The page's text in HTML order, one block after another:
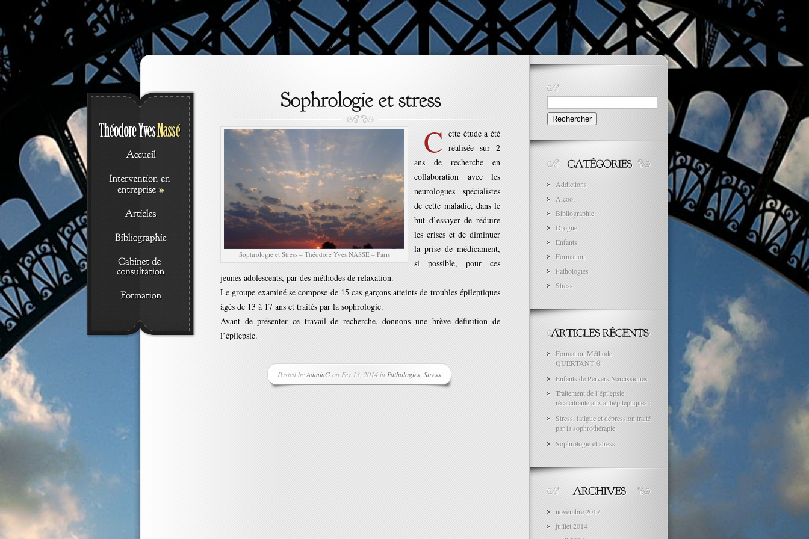
»
Sophrologie et Stress – Théodore Yves NASSE – Paris
C ette étude a été
réalisée sur 2
ans de recherche en
collaboration avec les
neurologues spécialistes
de cette maladie, dans le
but d’essayer de réduire
les crises et de diminuer
la prise de médicament,
si possible, pour ces
jeunes adolescents, par des méthodes de relaxation.
Le groupe examiné se compose de 15 cas garçons atteints de troubles épileptiques
âgés de 13 à 17 ans et traités par la sophrologie.
Avant de présenter ce travail de recherche, donnons une brève définition de
l’épilepsie.
Posted byAdminGon Fév 13, 2014 in Pathologies, Stress
Rechercher :
Addictions
Alcool
Bibliographie
Drogue
Enfants
Formation
Pathologies
Stress
Formation Méthode
QUERTANT ®
Enfants de Pervers Narcissiques
Traitement de l’épilepsie
récalcitrante aux antiépileptiques :
Stress, fatigue et dépression traité
par la sophrothérapie
Sophrologie et stress
novembre 2017
juillet 2014